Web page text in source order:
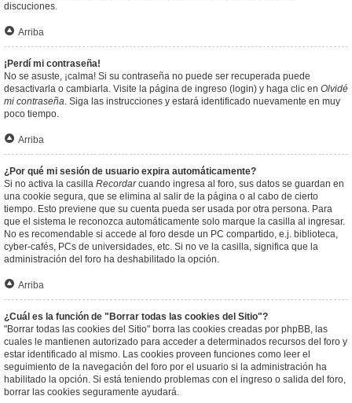
discuciones.
Arriba
¡Perdí mi contraseña!
No se asuste, ¡calma! Si su contraseña no puede ser recuperada puede
desactivarla o cambiarla. Visite la página de ingreso (login) y haga clic en Olvidé
mi contraseña. Siga las instrucciones y estará identificado nuevamente en muy
poco tiempo.
Arriba
¿Por qué mi sesión de usuario expira automáticamente?
Si no activa la casilla Recordarcuando ingresa al foro, sus datos se guardan en
una cookie segura, que se elimina al salir de la página o al cabo de cierto
tiempo. Esto previene que su cuenta pueda ser usada por otra persona. Para
que el sistema le reconozca automáticamente solo marque la casilla al ingresar.
No es recomendable si accede al foro desde un PC compartido, e.j. biblioteca,
cyber-cafés, PCs de universidades, etc. Si no ve la casilla, significa que la
administración del foro ha deshabilitado la opción.
Arriba
¿Cuál es la función de "Borrar todas las cookies del Sitio"?
"Borrar todas las cookies del Sitio" borra las cookies creadas por phpBB, las
cuales le mantienen autorizado para acceder a determinados recursos del foro y
estar identificado al mismo. Las cookies proveen funciones como leer el
seguimiento de la navegación del foro por el usuario si la administración ha
habilitado la opción. Si está teniendo problemas con el ingreso o salida del foro,
borrar las cookies seguramente ayudará.